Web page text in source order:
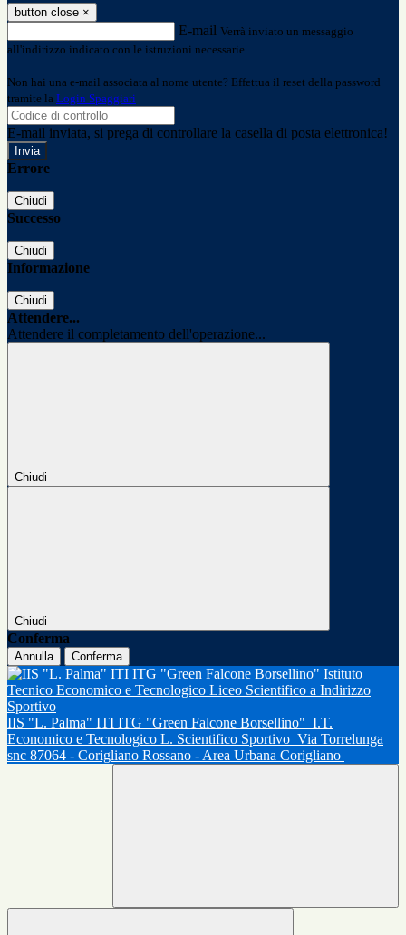
button close ×
E-mail Verrà inviato un messaggio
all'indirizzo indicato con le istruzioni necessarie.
Non hai una e-mail associata al nome utente? Effettua il reset della password
tramite la Login Spaggiari
E-mail inviata, si prega di controllare la casella di posta elettronica!
Errore
Chiudi
Successo
Chiudi
Informazione
Chiudi
Attendere...
Attendere il completamento dell'operazione...
Chiudi
Chiudi
Conferma
Annulla Conferma
IIS "L. Palma" ITI ITG "Green Falcone Borsellino" I.T.
Economico e Tecnologico L. Scientifico Sportivo Via Torrelunga
snc 87064 - Corigliano Rossano - Area Urbana Corigliano